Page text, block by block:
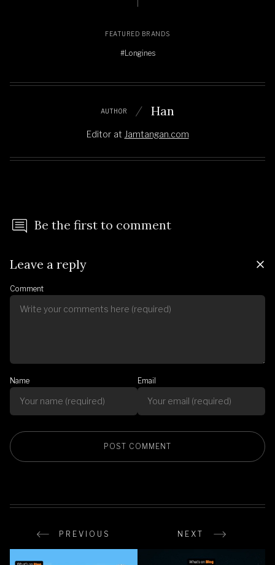
FEATURED BRANDS
#Longines
AUTHOR Han
Editor at Jamtangan.com
Be the first to comment
Leave a reply
Comment
Name Email
PREVIOUS NEXT